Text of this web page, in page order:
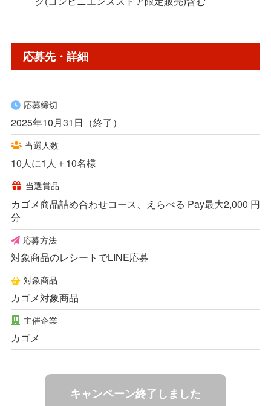
応募先・詳細
応募締切
2025年10月31日（終了）
当選人数
10人に1人＋10名様
当選賞品
カゴメ商品詰め合わせコース、えらべる Pay最大2,000 円
分
応募方法
対象商品のレシートでLINE応募
対象商品
カゴメ対象商品
主催企業
カゴメ
キャンペーン終了しました